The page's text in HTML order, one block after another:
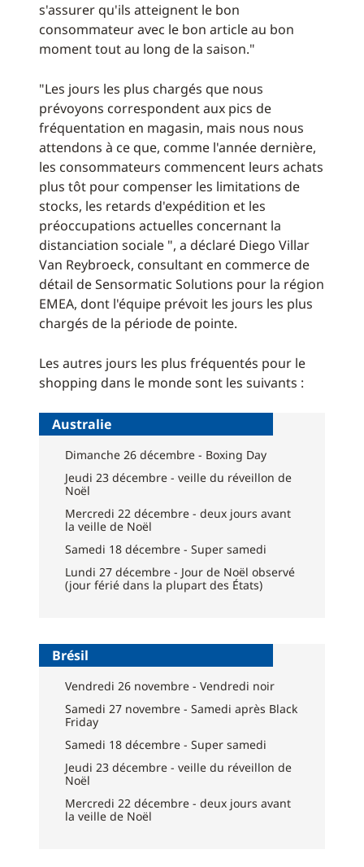
s'assurer qu'ils atteignent le bon
consommateur avec le bon article au bon
moment tout au long de la saison."
"Les jours les plus chargés que nous
prévoyons correspondent aux pics de
fréquentation en magasin, mais nous nous
attendons à ce que, comme l'année dernière,
les consommateurs commencent leurs achats
plus tôt pour compenser les limitations de
stocks, les retards d'expédition et les
préoccupations actuelles concernant la
distanciation sociale ", a déclaré Diego Villar
Van Reybroeck, consultant en commerce de
détail de Sensormatic Solutions pour la région
EMEA, dont l'équipe prévoit les jours les plus
chargés de la période de pointe.
Les autres jours les plus fréquentés pour le
shopping dans le monde sont les suivants :
Australie
Dimanche 26 décembre - Boxing Day
Jeudi 23 décembre - veille du réveillon de
Noël
Mercredi 22 décembre - deux jours avant
la veille de Noël
Samedi 18 décembre - Super samedi
Lundi 27 décembre - Jour de Noël observé
(jour férié dans la plupart des États)
Brésil
Vendredi 26 novembre - Vendredi noir
Samedi 27 novembre - Samedi après Black
Friday
Samedi 18 décembre - Super samedi
Jeudi 23 décembre - veille du réveillon de
Noël
Mercredi 22 décembre - deux jours avant
la veille de Noël